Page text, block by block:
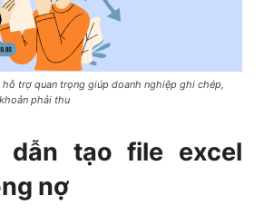
hỗ trợ quan trọng giúp doanh nghiệp ghi chép,
phải thu
dẫn tạo file excel
nợ​